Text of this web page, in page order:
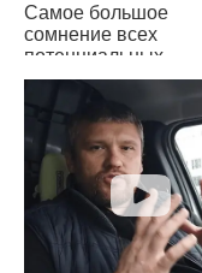
Самое большое
сомнение всех
потенциальных
партнеров